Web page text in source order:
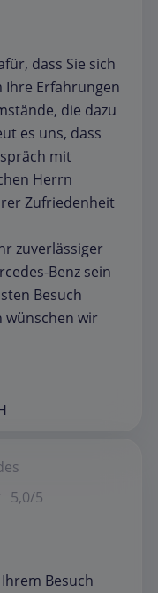
dass Sie sich
Ihre Erfahrungen
die dazu
es uns, dass
mit
Herrn
Zufriedenheit
zuverlässiger
Benz sein
Besuch
wünschen wir
5,0/5
Besuch